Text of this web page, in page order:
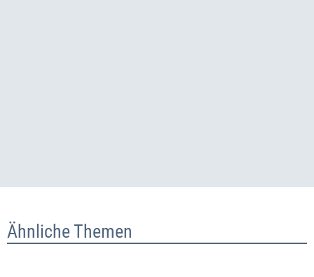
Ähnliche Themen